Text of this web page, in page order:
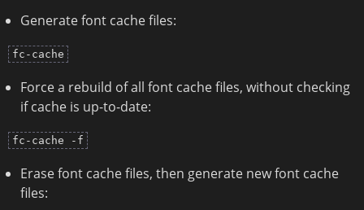
Generate font cache files:
fc-cache
Force a rebuild of all font cache files, without checking
if cache is up-to-date:
fc-cache -f
Erase font cache files, then generate new font cache
files: